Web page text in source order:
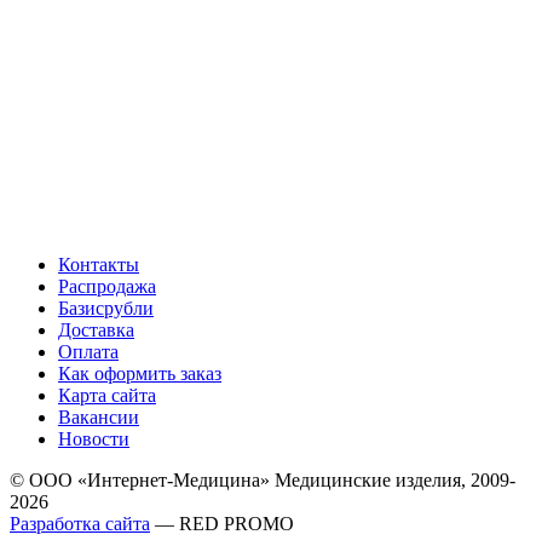
Контакты
Распродажа
Базисрубли
Доставка
Оплата
Как оформить заказ
Карта сайта
Вакансии
Новости
© ООО «Интернет-Медицина» Медицинские изделия, 2009-
2026
Разработка сайта — RED PROMO